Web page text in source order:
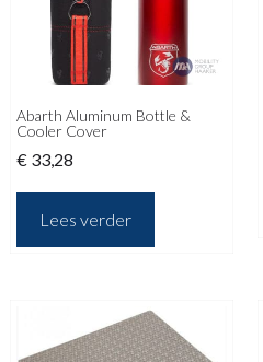
Abarth Aluminum Bottle &
Cooler Cover
€ 33,28
Lees verder